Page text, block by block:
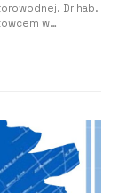
Dr hab.
w
pt.: